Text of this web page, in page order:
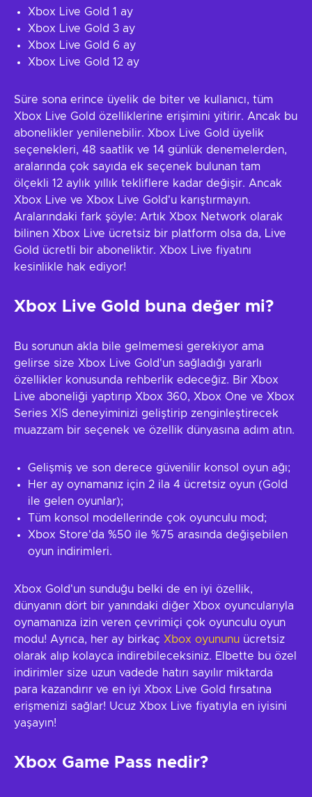
Xbox Live Gold 1 ay
Xbox Live Gold 3 ay
Xbox Live Gold 6 ay
Xbox Live Gold 12 ay
Süre sona erince üyelik de biter ve kullanıcı, tüm
Xbox Live Gold özelliklerine erişimini yitirir. Ancak bu
abonelikler yenilenebilir. Xbox Live Gold üyelik
seçenekleri, 48 saatlik ve 14 günlük denemelerden,
aralarında çok sayıda ek seçenek bulunan tam
ölçekli 12 aylık yıllık tekliflere kadar değişir. Ancak
Xbox Live ve Xbox Live Gold'u karıştırmayın.
Aralarındaki fark şöyle: Artık Xbox Network olarak
bilinen Xbox Live ücretsiz bir platform olsa da, Live
Gold ücretli bir aboneliktir. Xbox Live fiyatını
kesinlikle hak ediyor!
Xbox Live Gold buna değer mi?
Bu sorunun akla bile gelmemesi gerekiyor ama
gelirse size Xbox Live Gold'un sağladığı yararlı
özellikler konusunda rehberlik edeceğiz. Bir Xbox
Live aboneliği yaptırıp Xbox 360, Xbox One ve Xbox
Series X|S deneyiminizi geliştirip zenginleştirecek
muazzam bir seçenek ve özellik dünyasına adım atın.
Gelişmiş ve son derece güvenilir konsol oyun ağı;
Her ay oynamanız için 2 ila 4 ücretsiz oyun (Gold
ile gelen oyunlar);
Tüm konsol modellerinde çok oyunculu mod;
Xbox Store'da %50 ile %75 arasında değişebilen
oyun indirimleri.
Xbox Gold'un sunduğu belki de en iyi özellik,
dünyanın dört bir yanındaki diğer Xbox oyuncularıyla
oynamanıza izin veren çevrimiçi çok oyunculu oyun
modu! Ayrıca, her ay birkaç Xbox oyununu ücretsiz
olarak alıp kolayca indirebileceksiniz. Elbette bu özel
indirimler size uzun vadede hatırı sayılır miktarda
para kazandırır ve en iyi Xbox Live Gold fırsatına
erişmenizi sağlar! Ucuz Xbox Live fiyatıyla en iyisini
yaşayın!
Xbox Game Pass nedir?